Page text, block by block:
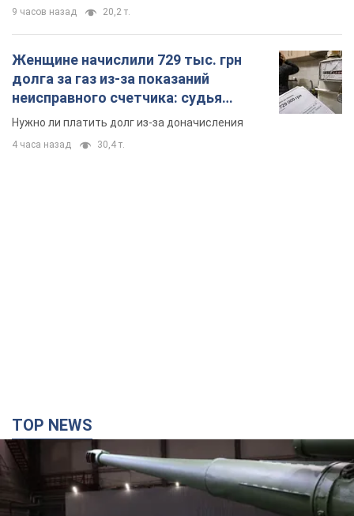
Кремль получил "окно возможностей", а Трамп
остался почти без ракет: как быть Украине?
Интервью с Мельником
Мнение о том, что у России закончатся баллистические
ракеты, крайне опасно, подчеркнул эксперт